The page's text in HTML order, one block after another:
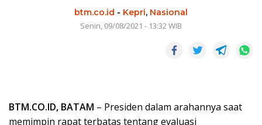
btm.co.id - Kepri, Nasional
Senin, 09/08/2021 - 13:32 WIB
BTM.CO.ID, BATAM – Presiden dalam arahannya saat
memimpin rapat terbatas tentang evaluasi